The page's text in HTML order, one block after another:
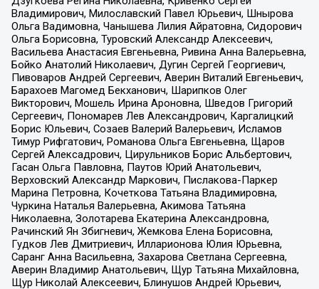
Владимирович, Милославский Павел Юрьевич, Шнырова
Ольга Вадимовна, Чанышева Лилия Айратовна, Сидорович
Ольга Борисовна, Туровский Александр Алексеевич,
Васильева Анастасия Евгеньевна, Ривина Анна Валерьевна,
Бойко Анатолий Николаевич, Дугин Сергей Георгиевич,
Пивоваров Андрей Сергеевич, Аверин Виталий Евгеньевич,
Барахоев Магомед Бекханович, Шарипков Олег
Викторович, Мошель Ирина Ароновна, Шведов Григорий
Сергеевич, Пономарев Лев Александрович, Каргалицкий
Борис Юльевич, Созаев Валерий Валерьевич, Исламов
Тимур Рифгатович, Романова Ольга Евгеньевна, Щаров
Сергей Алексадрович, Цирульников Борис Альбертович,
Гасан Ольга Павловна, Паутов Юрий Анатольевич,
Верховский Александр Маркович, Пислакова-Паркер
Марина Петровна, Кочеткова Татьяна Владимировна,
Чуркина Наталья Валерьевна, Акимова Татьяна
Николаевна, Золотарева Екатерина Александровна,
Рачинский Ян Збигневич, Жемкова Елена Борисовна,
Гудков Лев Дмитриевич, Илларионова Юлия Юрьевна,
Саранг Анна Васильевна, Захарова Светлана Сергеевна,
Аверин Владимир Анатольевич, Щур Татьяна Михайловна,
Щур Николай Алексеевич, Блинушов Андрей Юрьевич,